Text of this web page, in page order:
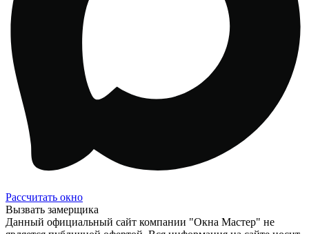
Рассчитать окно
Вызвать замерщика
Данный официальный сайт компании "Окна Мастер" не